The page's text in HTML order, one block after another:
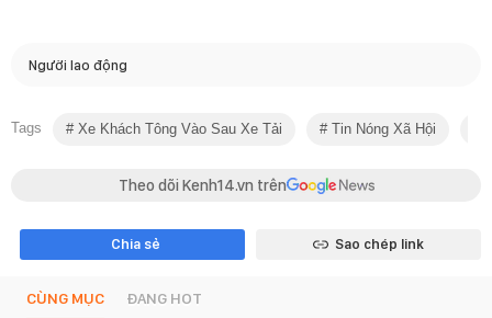
Người lao động
Tags Xe Khách Tông Vào Sau Xe Tải Tin Nóng Xã Hội
Theo dõi Kenh14.vn trên
Chia sẻ Sao chép link
CÙNG MỤC ĐANG HOT